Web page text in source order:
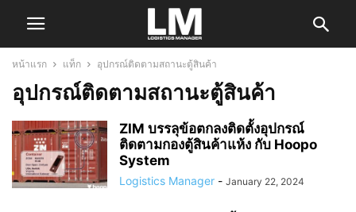
หน้าแรก แท็ก อุปกรณ์ติดตามสถานะตู้สินค้า
อุปกรณ์ติดตามสถานะตู้สินค้า
ZIM บรรลุข้อตกลงติดตั้งอุปกรณ์
ติดตามกองตู้สินค้าแห้ง กับ Hoopo
System
Logistics Manager - January 22, 2024